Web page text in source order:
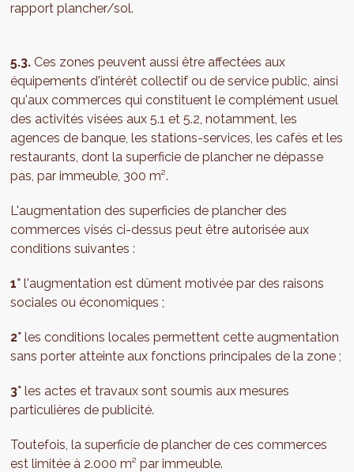
rapport plancher/sol.
5.3.Ces zones peuvent aussi être affectées aux
équipements d'intérêt collectif ou de service public, ainsi
qu'aux commerces qui constituent le complément usuel
des activités visées aux 5.1 et 5.2, notamment, les
agences de banque, les stations-services, les cafés et les
restaurants, dont la superficie de plancher ne dépasse
pas, par immeuble, 300 m².
L'augmentation des superficies de plancher des
commerces visés ci-dessus peut être autorisée aux
conditions suivantes :
1°l'augmentation est dûment motivée par des raisons
sociales ou économiques ;
2° les conditions locales permettent cette augmentation
sans porter atteinte aux fonctions principales de la zone ;
3° les actes et travaux sont soumis aux mesures
particulières de publicité.
Toutefois, la superficie de plancher de ces commerces
est limitée à 2.000 m² par immeuble.